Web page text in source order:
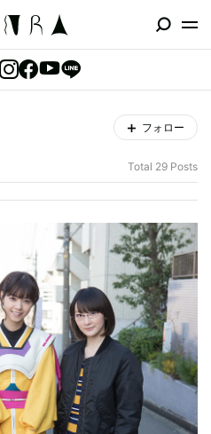
フォロー
Total 29 Posts